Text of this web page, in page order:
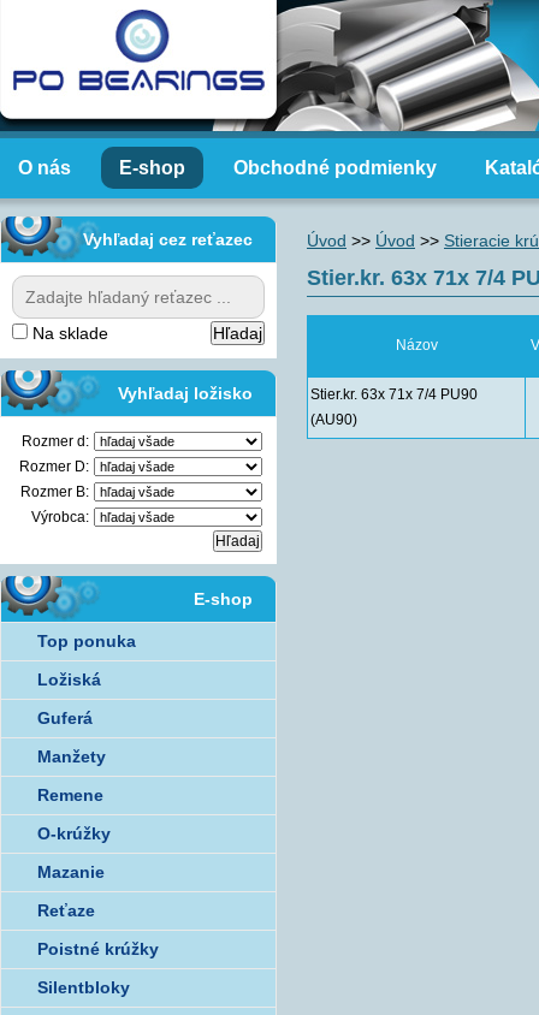
O nás E-shop Obchodné podmienky
Úvod >> Úvod >> Stieracie
Stier.kr. 63x 71x 7/4
Názov
Stier.kr. 63x 71x 7/4 PU90
(AU90)
Vyhľadaj cez reťazec
Na sklade
Vyhľadaj ložisko
Rozmer d:
Rozmer D:
Rozmer B:
Výrobca:
E-shop
Top ponuka
Ložiská
Guferá
Manžety
Remene
O-krúžky
Mazanie
Reťaze
Poistné krúžky
Silentbloky